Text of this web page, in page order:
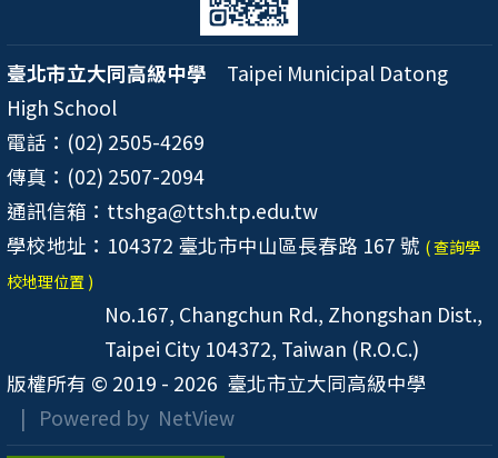
臺北市立大同高級中學 Taipei Municipal Datong
High School
電話：(02) 2505-4269
傳真：(02) 2507-2094
通訊信箱：ttshga@ttsh.tp.edu.tw
學校地址：104372 臺北市中山區長春路 167 號 ( 查詢學
校地理位置 )
No.167, Changchun Rd., Zhongshan Dist.,
Taipei City 104372, Taiwan (R.O.C.)
版權所有 © 2019 - 2026 臺北市立大同高級中學
| Powered by NetView